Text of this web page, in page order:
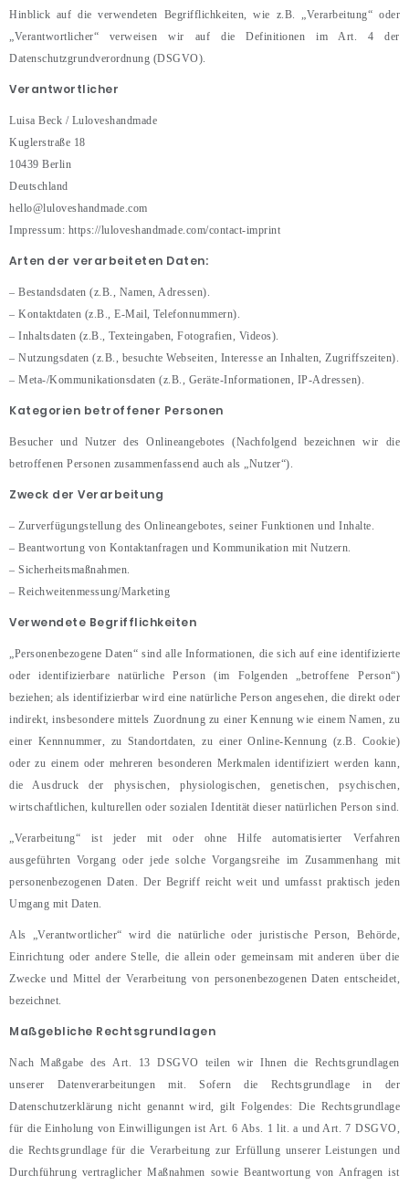
Hinblick auf die verwendeten Begrifflichkeiten, wie z.B. „Verarbeitung“ oder
„Verantwortlicher“ verweisen wir auf die Definitionen im Art. 4 der
Datenschutzgrundverordnung (DSGVO).
Verantwortlicher
Luisa Beck / Luloveshandmade
Kuglerstraße 18
10439 Berlin
Deutschland
hello@luloveshandmade.com
Impressum: https://luloveshandmade.com/contact-imprint
Arten der verarbeiteten Daten:
– Bestandsdaten (z.B., Namen, Adressen).
– Kontaktdaten (z.B., E-Mail, Telefonnummern).
– Inhaltsdaten (z.B., Texteingaben, Fotografien, Videos).
– Nutzungsdaten (z.B., besuchte Webseiten, Interesse an Inhalten, Zugriffszeiten).
– Meta-/Kommunikationsdaten (z.B., Geräte-Informationen, IP-Adressen).
Kategorien betroffener Personen
Besucher und Nutzer des Onlineangebotes (Nachfolgend bezeichnen wir die
betroffenen Personen zusammenfassend auch als „Nutzer“).
Zweck der Verarbeitung
– Zurverfügungstellung des Onlineangebotes, seiner Funktionen und Inhalte.
– Beantwortung von Kontaktanfragen und Kommunikation mit Nutzern.
– Sicherheitsmaßnahmen.
– Reichweitenmessung/Marketing
Verwendete Begrifflichkeiten
„Personenbezogene Daten“ sind alle Informationen, die sich auf eine identifizierte
oder identifizierbare natürliche Person (im Folgenden „betroffene Person“)
beziehen; als identifizierbar wird eine natürliche Person angesehen, die direkt oder
indirekt, insbesondere mittels Zuordnung zu einer Kennung wie einem Namen, zu
einer Kennnummer, zu Standortdaten, zu einer Online-Kennung (z.B. Cookie)
oder zu einem oder mehreren besonderen Merkmalen identifiziert werden kann,
die Ausdruck der physischen, physiologischen, genetischen, psychischen,
wirtschaftlichen, kulturellen oder sozialen Identität dieser natürlichen Person sind.
„Verarbeitung“ ist jeder mit oder ohne Hilfe automatisierter Verfahren
ausgeführten Vorgang oder jede solche Vorgangsreihe im Zusammenhang mit
personenbezogenen Daten. Der Begriff reicht weit und umfasst praktisch jeden
Umgang mit Daten.
Als „Verantwortlicher“ wird die natürliche oder juristische Person, Behörde,
Einrichtung oder andere Stelle, die allein oder gemeinsam mit anderen über die
Zwecke und Mittel der Verarbeitung von personenbezogenen Daten entscheidet,
bezeichnet.
Maßgebliche Rechtsgrundlagen
Nach Maßgabe des Art. 13 DSGVO teilen wir Ihnen die Rechtsgrundlagen
unserer Datenverarbeitungen mit. Sofern die Rechtsgrundlage in der
Datenschutzerklärung nicht genannt wird, gilt Folgendes: Die Rechtsgrundlage
für die Einholung von Einwilligungen ist Art. 6 Abs. 1 lit. a und Art. 7 DSGVO,
die Rechtsgrundlage für die Verarbeitung zur Erfüllung unserer Leistungen und
Durchführung vertraglicher Maßnahmen sowie Beantwortung von Anfragen ist